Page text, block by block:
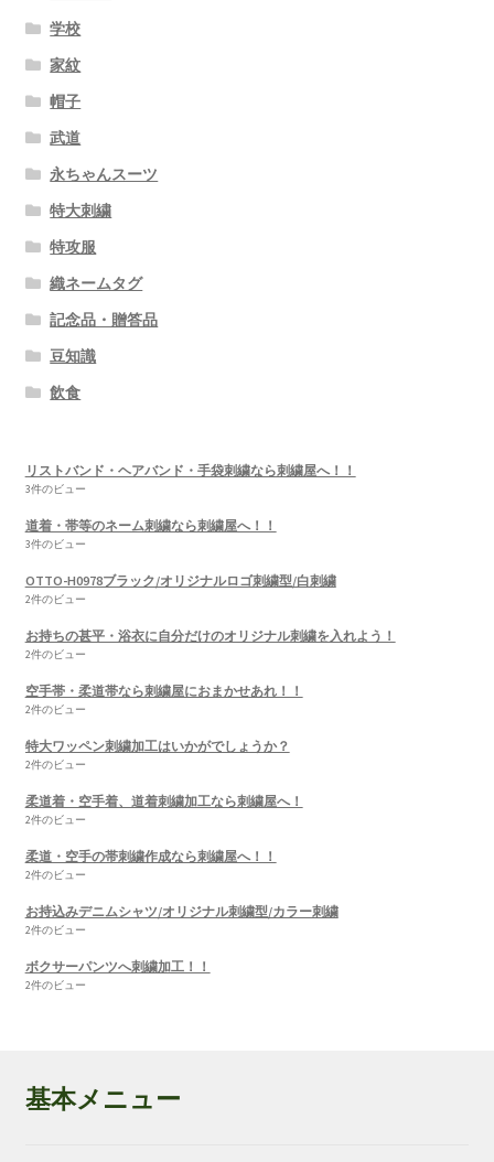
学校
家紋
帽子
武道
永ちゃんスーツ
特大刺繍
特攻服
織ネームタグ
記念品・贈答品
豆知識
飲食
リストバンド・ヘアバンド・手袋刺繍なら刺繍屋へ！！
3件のビュー
道着・帯等のネーム刺繍なら刺繍屋へ！！
3件のビュー
OTTO-H0978ブラック/オリジナルロゴ刺繍型/白刺繍
2件のビュー
お持ちの甚平・浴衣に自分だけのオリジナル刺繍を入れよう！
2件のビュー
空手帯・柔道帯なら刺繍屋におまかせあれ！！
2件のビュー
特大ワッペン刺繍加工はいかがでしょうか？
2件のビュー
柔道着・空手着、道着刺繍加工なら刺繍屋へ！
2件のビュー
柔道・空手の帯刺繍作成なら刺繍屋へ！！
2件のビュー
お持込みデニムシャツ/オリジナル刺繍型/カラー刺繍
2件のビュー
ボクサーパンツへ刺繍加工！！
2件のビュー
基本メニュー